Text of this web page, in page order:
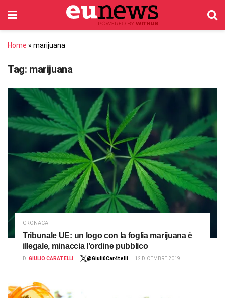
Home » marijuana
Tag: marijuana
CRONACA
Tribunale UE: un logo con la foglia marijuana è
illegale, minaccia l’ordine pubblico
DI GIULIO CARATELLI @Giuli0Car4telli 12 DICEMBRE 2019